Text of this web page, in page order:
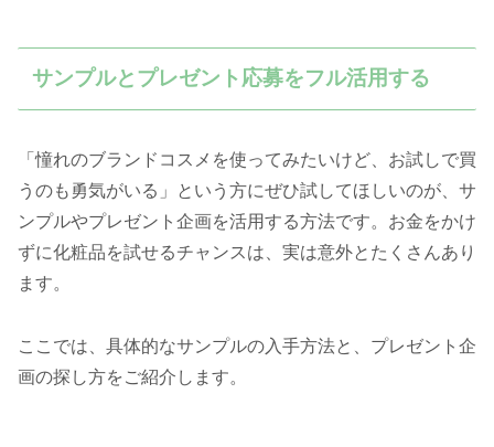
サンプルとプレゼント応募をフル活用する
「憧れのブランドコスメを使ってみたいけど、お試しで買
うのも勇気がいる」という方にぜひ試してほしいのが、サ
ンプルやプレゼント企画を活用する方法です。お金をかけ
ずに化粧品を試せるチャンスは、実は意外とたくさんあり
ます。
ここでは、具体的なサンプルの入手方法と、プレゼント企
画の探し方をご紹介します。